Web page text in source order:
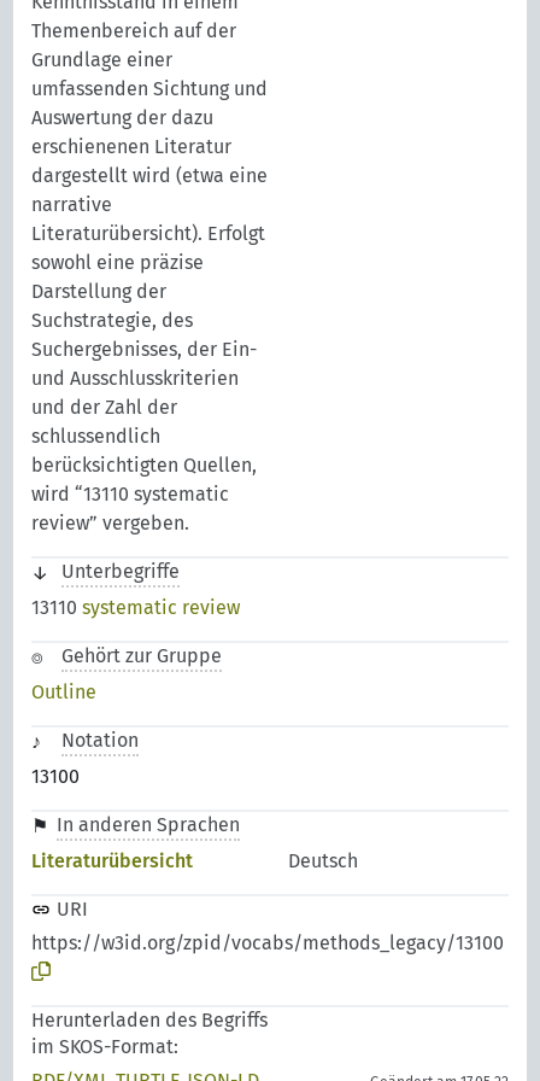
Themenbereich auf der
Grundlage einer
umfassenden Sichtung und
Auswertung der dazu
erschienenen Literatur
dargestellt wird (etwa eine
narrative
Literaturübersicht). Erfolgt
sowohl eine präzise
Darstellung der
Suchstrategie, des
Suchergebnisses, der Ein-
und Ausschlusskriterien
und der Zahl der
schlussendlich
berücksichtigten Quellen,
wird “13110 systematic
review” vergeben.
Unterbegriffe
13110systematic review
Gehört zur Gruppe
Outline
Notation
13100
In anderen Sprachen
Literaturübersicht
Deutsch
URI
https://w3id.org/zpid/vocabs/methods_legacy/13100
Herunterladen des Begriffs
im SKOS-Format: